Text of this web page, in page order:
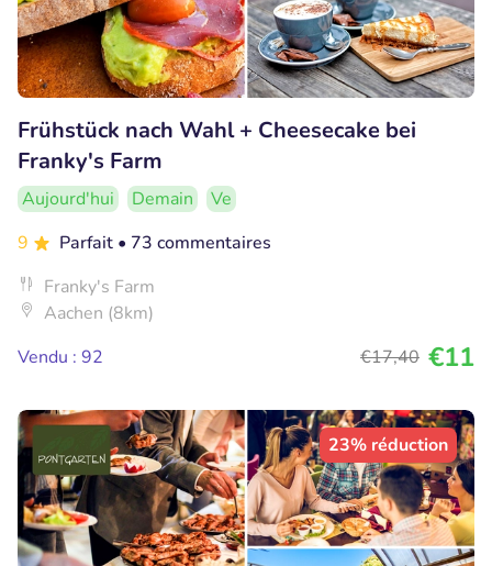
Frühstück nach Wahl + Cheesecake bei
Franky's Farm
Aujourd'hui Demain
Ve
9
Parfait • 73 commentaires
Franky's Farm
Aachen (8km)
Vendu : 92
€17,40 €11
23% réduction